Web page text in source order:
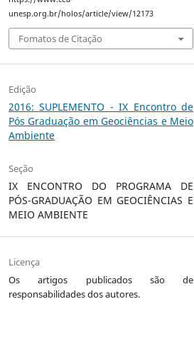
unesp.org.br/holos/article/view/12173
Fomatos de Citação
Edição
2016: SUPLEMENTO - IX Encontro de
Pós Graduação em Geociências e Meio
Ambiente
Seção
IX ENCONTRO DO PROGRAMA DE
PÓS-GRADUAÇÃO EM GEOCIÊNCIAS E
MEIO AMBIENTE
Licença
Os artigos publicados são de
responsabilidades dos autores.